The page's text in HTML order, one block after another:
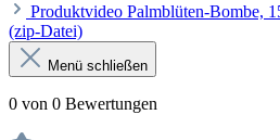
Produktvideo Palmblüten-Bombe,
(zip-Datei)
Menü schließen
0 von 0 Bewertungen